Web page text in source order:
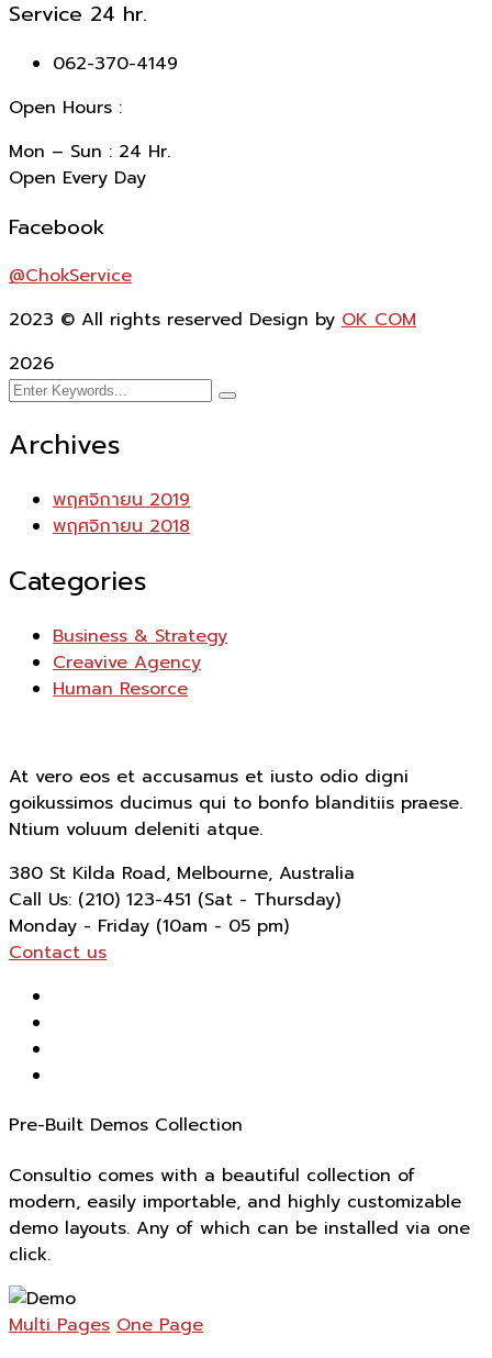
Service 24 hr.
062-370-4149
Open Hours :
Mon – Sun : 24 Hr.
Open Every Day
Facebook
@ChokService
2023 © All rights reserved Design by OK COM
2026
Archives
พฤศจิกายน 2019
พฤศจิกายน 2018
Categories
Business & Strategy
Creavive Agency
Human Resorce
At vero eos et accusamus et iusto odio digni
goikussimos ducimus qui to bonfo blanditiis praese.
Ntium voluum deleniti atque.
380 St Kilda Road, Melbourne, Australia
Call Us: (210) 123-451 (Sat - Thursday)
Monday - Friday (10am - 05 pm)
Contact us
Pre-Built Demos Collection
Consultio comes with a beautiful collection of
modern, easily importable, and highly customizable
demo layouts. Any of which can be installed via one
click.
Multi Pages One Page